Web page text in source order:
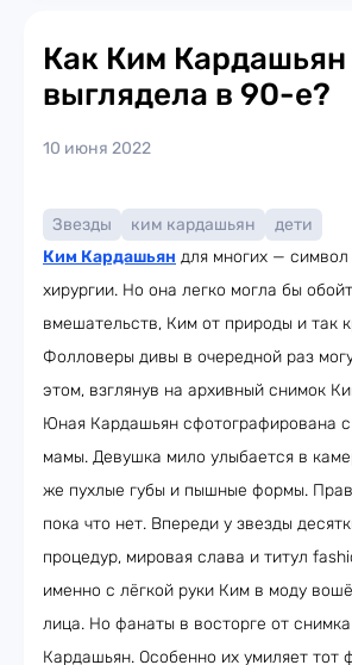
Как Ким Кардашьян
выглядела в 90-е?
10 июня 2022
Звезды ким кардашьян
дети
Ким Кардашьян для многих — символ
хирургии. Но она легко могла бы
вмешательств, Ким от природы и так
Фолловеры дивы в очередной раз
этом, взглянув на архивный снимок
Юная Кардашьян сфотографирована
мамы. Девушка мило улыбается в
же пухлые губы и пышные формы.
пока что нет. Впереди у звезды
процедур, мировая слава и титул
именно с лёгкой руки Ким в моду
лица. Но фанаты в восторге от
Кардашьян. Особенно их умиляет тот